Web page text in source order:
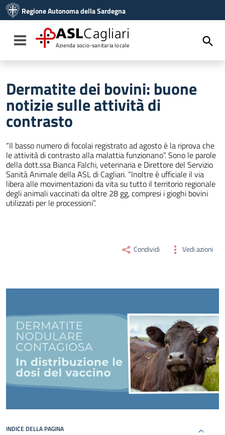
Vai al menu di navigazione
Vai al footer
Regione Autonoma della Sardegna
Toggle navigation
ASLCagliari
Azienda socio-sanitaria locale
Dermatite dei bovini: buone
notizie sulle attività di
contrasto
“Il basso numero di focolai registrato ad agosto è la riprova che
le attività di contrasto alla malattia funzionano”. Sono le parole
della dott.ssa Bianca Falchi, veterinaria e Direttore del Servizio
Sanità Animale della ASL di Cagliari. “Inoltre è ufficiale il via
libera alle movimentazioni da vita su tutto il territorio regionale
degli animali vaccinati da oltre 28 gg, compresi i gioghi bovini
utilizzati per le processioni”.
Condividi Vedi azioni
INDICE DELLA PAGINA